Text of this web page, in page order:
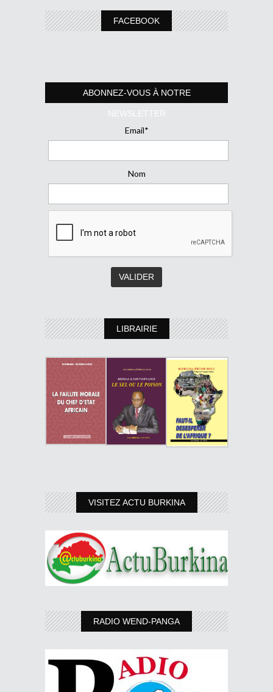
FACEBOOK
ABONNEZ-VOUS À NOTRE
NEWSLETTER
Email*
Nom
LIBRAIRIE
VISITEZ ACTU BURKINA
RADIO WEND-PANGA